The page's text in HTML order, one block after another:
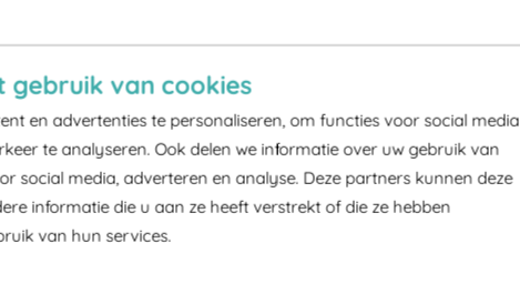
gebruik van cookies
en advertenties te personaliseren, om functies voor social media
te analyseren. Ook delen we informatie over uw gebruik van
social media, adverteren en analyse. Deze partners kunnen deze
informatie die u aan ze heeft verstrekt of die ze hebben
van hun services.